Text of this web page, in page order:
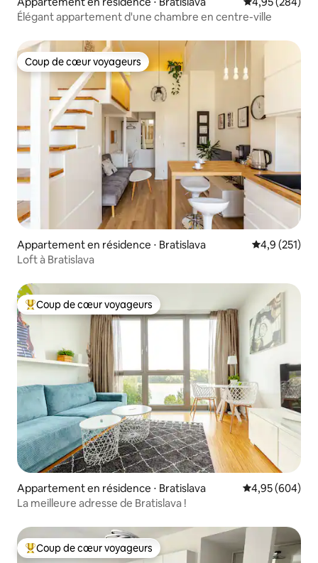
Élégant appartement d'une chambre en centre-ville
Coup de cœur voyageurs
Coup de cœur voyageurs
Appartement en résidence ⋅ Bratislava Évaluation
4,9 (251)
Loft à Bratislava
Coups de cœur voyageurs les plus appréciés
Coup de cœur voyageurs
Appartement en résidence ⋅ Bratislava Évaluation
4,95 (604)
La meilleure adresse de Bratislava !
Coups de cœur voyageurs les plus appréciés
Coup de cœur voyageurs